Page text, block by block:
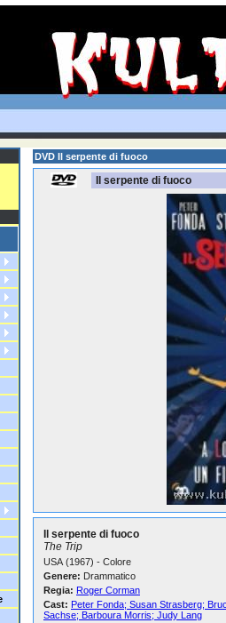
DVD Il serpente di fuoco
Il serpente di fuoco
Il serpente di fuoco
The Trip
USA (1967) - Colore
Genere: Drammatico
Regia: Roger Corman
Cast: Peter Fonda; Susan Strasberg;
Sachse; Barboura Morris; Judy Lang